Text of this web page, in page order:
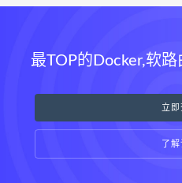
最TOP的Docker,软
立
了